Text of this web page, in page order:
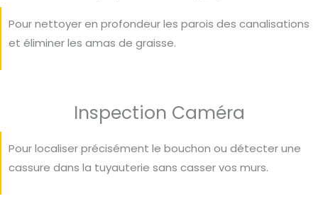
Pour nettoyer en profondeur les parois des canalisations
et éliminer les amas de graisse.
Inspection Caméra
Pour localiser précisément le bouchon ou détecter une
cassure dans la tuyauterie sans casser vos murs.